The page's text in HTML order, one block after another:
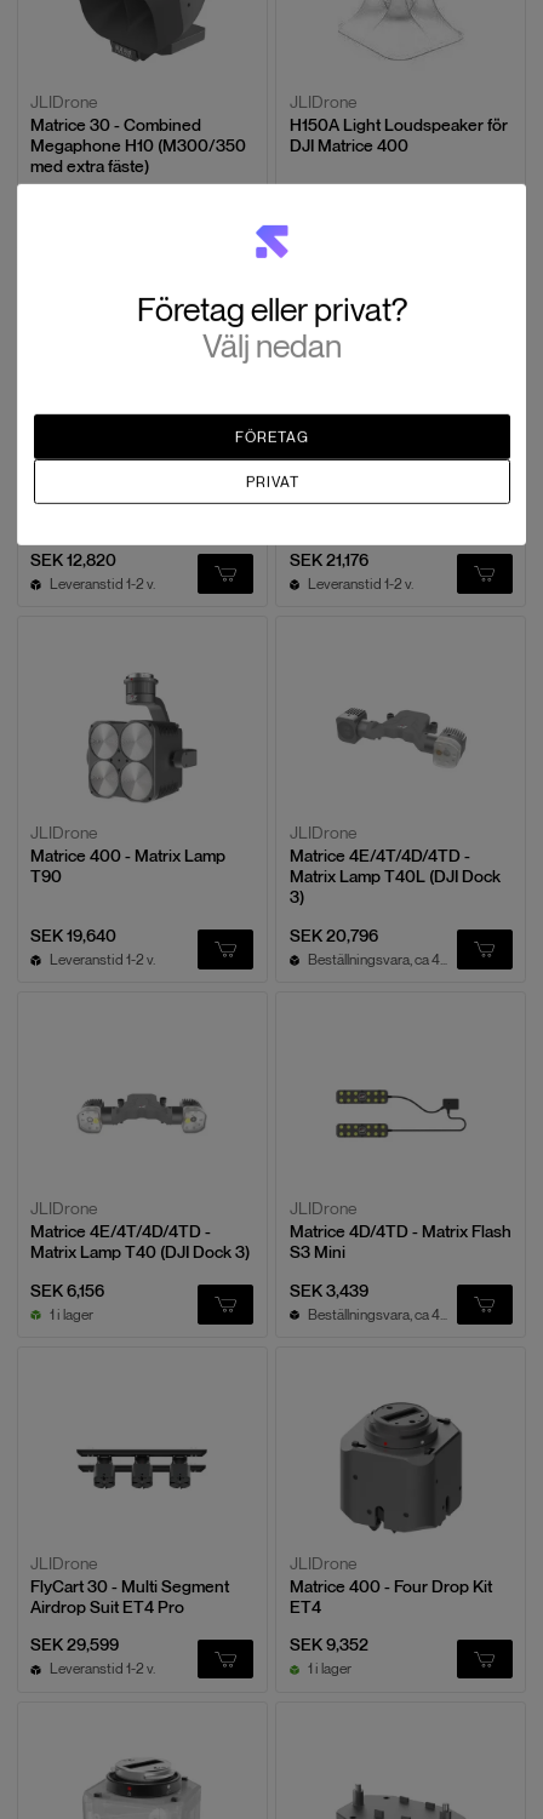
JLIDrone
Matrice 30 - Combined
Megaphone H10 (M300/350
med extra fäste)
JLIDrone
H150A Light Loudspeaker för
DJI Matrice 400
Matrice 30 - NIR Light T60r
SEK 12,820
Leveranstid 1-2 v.
JLIDrone
Matrice 400 - Multi Color
SEK 21,176
Leveranstid 1-2 v.
JLIDrone
Matrice 400 - Matrix Lamp
T90
SEK 19,640
Leveranstid 1-2 v.
JLIDrone
Matrice 4E/4T/4D/4TD -
Matrix Lamp T40L (DJI Dock
3)
SEK 20,796
JLIDrone
Matrice 4E/4T/4D/4TD -
Matrix Lamp T40 (DJI Dock 3)
SEK 6,156
1 i lager
JLIDrone
Matrice 4D/4TD - Matrix Flash
S3 Mini
SEK 3,439
JLIDrone
FlyCart 30 - Multi Segment
Airdrop Suit ET4 Pro
SEK 29,599
Leveranstid 1-2 v.
JLIDrone
Matrice 400 - Four Drop Kit
ET4
SEK 9,352
1 i lager
Företag eller privat?
Välj nedan
FÖRETAG
PRIVAT